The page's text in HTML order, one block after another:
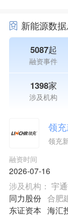
新能源数
5087起
融资事件
1398家
涉及机构
领
领充
融资时间
2026-07-16
涉及机构： 宇
同力股份 合肥
东证资本 海汇